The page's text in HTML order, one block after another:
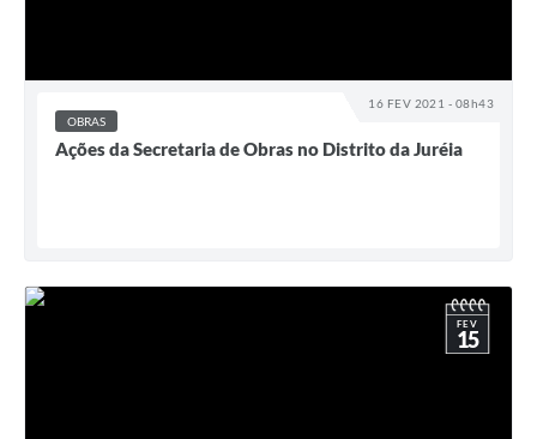
16 FEV 2021 - 08h43
OBRAS
Ações da Secretaria de Obras no Distrito da Juréia
FEV
15